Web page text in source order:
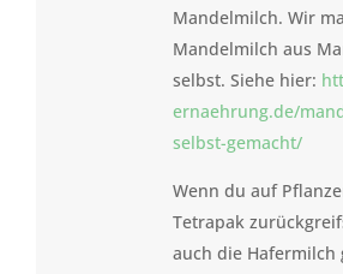
Mandelmilch. Wir
Mandelmilch aus
selbst. Siehe hier:
ernaehrung.de/
selbst-gemacht/
Wenn du auf
Tetrapak
auch die Hafermilch